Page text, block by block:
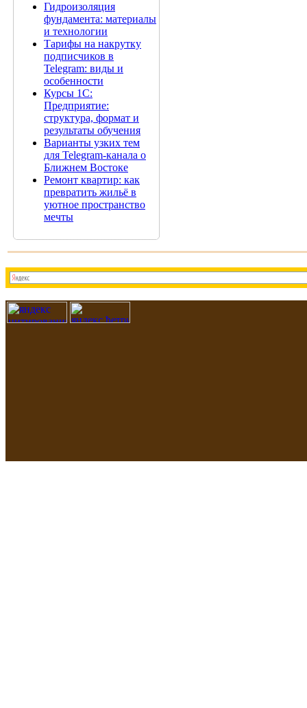
Гидроизоляция
фундамента: материалы
и технологии
Тарифы на накрутку
подписчиков в
Telegram: виды и
особенности
Курсы 1С:
Предприятие:
структура, формат и
результаты обучения
Варианты узких тем
для Telegram-канала о
Ближнем Востоке
Ремонт квартир: как
превратить жильё в
уютное пространство
мечты